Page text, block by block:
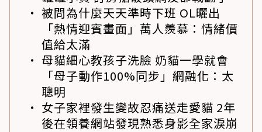
被問為什麼天天準時下班 OL曬出
「熱情迎賓畫面」萬人羨慕：情緒價
值給太滿
母貓細心教孩子洗臉 奶貓一學就會
「母子動作100%同步」網融化：太
聰明
女子家裡發生變故忍痛送走愛貓 2年
後在領養網站發現熟悉身影全家淚崩